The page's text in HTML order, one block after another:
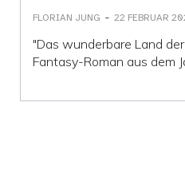
FLORIAN JUNG - 22 FEBRUAR
"Das wunderbare Land
Fantasy-Roman aus dem